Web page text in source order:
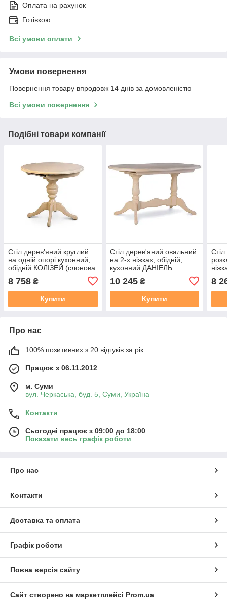
Оплата на рахунок
Готівкою
Всі умови оплати
Умови повернення
Повернення товару впродовж 14 днів за домовленістю
Всі умови повернення
Подібні товари компанії
Стіл дерев'яний круглий
на одній опорі кухонний,
обідній КОЛІЗЕЙ (слонова
8 758 ₴
Купити
Стіл дерев'яний овальний
на 2-х ніжках, обідній,
кухонний ДАНІЕЛЬ
(слонова кістка) 148 див.
10 245₴
Купити
8
Про нас
100% позитивних з 20 відгуків за рік
Працює з 06.11.2012
м. Суми
вул. Черкаська, буд. 5, Суми, Україна
Контакти
Сьогодні працює з 09:00 до 18:00
Показати весь графік роботи
Про нас
Контакти
Доставка та оплата
Графік роботи
Повна версія сайту
Сайт створено на маркетплейсі Prom.ua